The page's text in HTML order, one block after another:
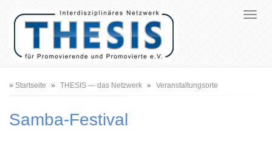
Pfadnavigation
Startseite THESIS — das Netzwerk Veranstaltungsorte
Samba-Festival